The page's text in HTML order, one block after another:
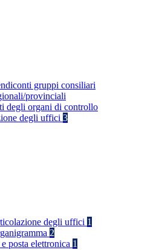
gruppi consiliari
provinciali
degli organi di controllo
degli uffici 3
degli uffici 1
2
posta elettronica 1